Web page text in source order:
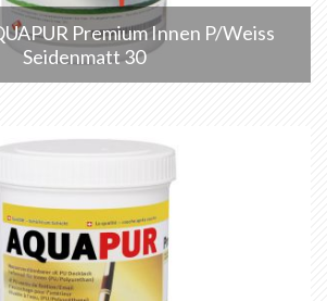
Premium Innen P/Weiss
Seidenmatt 30